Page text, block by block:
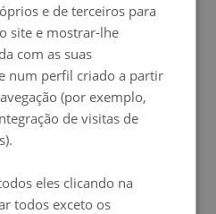
ITALIAN
PORTUGUESE
HUNGARIAN
e de terceiros para
site e mostrar-lhe
com as suas
num perfil criado a partir
(por exemplo,
de visitas de
eles clicando na
todos exceto os